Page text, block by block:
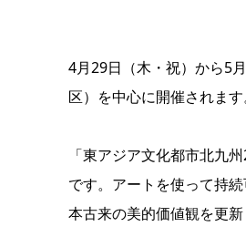
4月29日（木・祝）から5
区）を中心に開催されます
「東アジア文化都市北九
です。アートを使って持
本古来の美的価値観を更